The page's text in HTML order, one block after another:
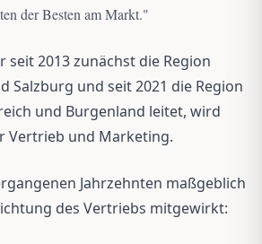
der Besten am Markt."
seit 2013 zunächst die Region
Salzburg und seit 2021 die Region
und Burgenland leitet, wird
Vertrieb und Marketing.
Jahrzehnten maßgeblich
des Vertriebs mitgewirkt: